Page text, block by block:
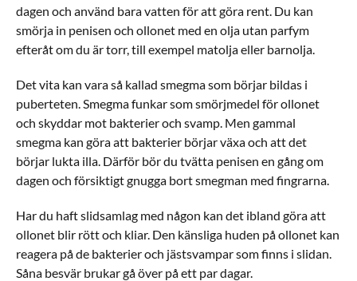
dagen och använd bara vatten för att göra rent. Du kan
smörja in penisen och ollonet med en olja utan parfym
efteråt om du är torr, till exempel matolja eller barnolja.
Det vita kan vara så kallad smegma som börjar bildas i
puberteten. Smegma funkar som smörjmedel för ollonet
och skyddar mot bakterier och svamp. Men gammal
smegma kan göra att bakterier börjar växa och att det
börjar lukta illa. Därför bör du tvätta penisen en gång om
dagen och försiktigt gnugga bort smegman med fingrarna.
Har du haft slidsamlag med någon kan det ibland göra att
ollonet blir rött och kliar. Den känsliga huden på ollonet kan
reagera på de bakterier och jästsvampar som finns i slidan.
Såna besvär brukar gå över på ett par dagar.